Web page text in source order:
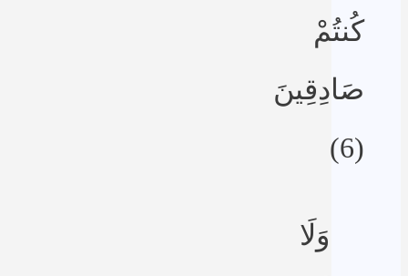
كُنتُمْ
صَادِقِينَ
(6)
وَلَا